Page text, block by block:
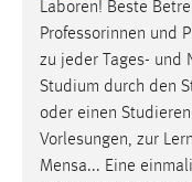
Laboren! Beste
Professorinnen und
zu jeder Tages- und
Studium durch den
oder einen
Vorlesungen, zur
Mensa... Eine